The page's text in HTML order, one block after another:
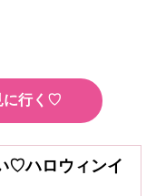
に行く♡
♡ハロウィンイ